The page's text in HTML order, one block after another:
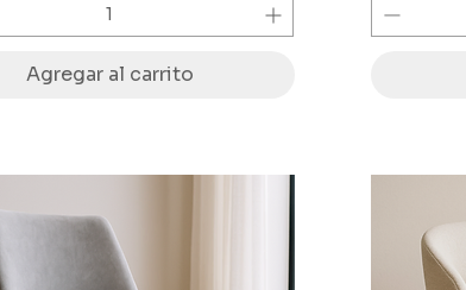
Agregar al carrito